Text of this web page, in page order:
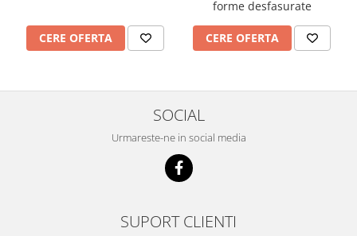
CERE OFERTA
forme desfasurate
CERE OFERTA
SOCIAL
Urmareste-ne in social media
SUPORT CLIENTI